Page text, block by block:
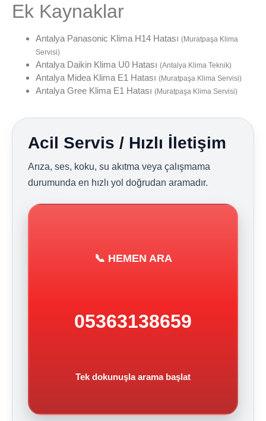
Ek Kaynaklar
Antalya Panasonic Klima H14 Hatası (Muratpaşa Klima
Servisi)
Antalya Daikin Klima U0 Hatası (Antalya Klima Teknik)
Antalya Midea Klima E1 Hatası (Muratpaşa Klima Servisi)
Antalya Gree Klima E1 Hatası (Muratpaşa Klima Servisi)
Acil Servis / Hızlı İletişim
Arıza, ses, koku, su akıtma veya çalışmama
durumunda en hızlı yol doğrudan aramadır.
📞 HEMEN ARA
05363138659
Tek dokunuşla arama başlat